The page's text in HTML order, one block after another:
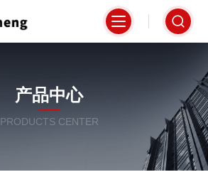
产品中心
PRODUCTS CENTER